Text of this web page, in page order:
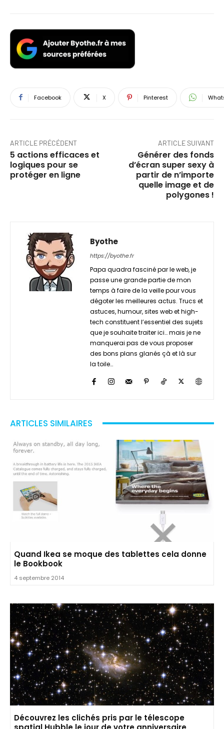
Facebook X Pinterest
ARTICLE PRÉCÉDENT
5 actions efficaces et
logiques pour se
protéger en ligne
ARTICLE SUIVANT
Générer des fonds
d’écran super sexy à
partir de n’importe
quelle image et de
polygones !
Byothe
https://byothe.fr
Papa quadra fasciné par le web, je
passe une grande partie de mon
temps à faire de la veille pour vous
dégoter les meilleures actus. Trucs et
astuces, humour, sites web et high-
tech constituent l’essentiel des sujets
que je souhaite traiter ici… mais je ne
manquerai pas de vous proposer
des bons plans glanés çà et là sur
la toile…
ARTICLES SIMILAIRES
Quand Ikea se moque des tablettes cela donne
le Bookbook
4 septembre 2014
Découvrez les clichés pris par le télescope